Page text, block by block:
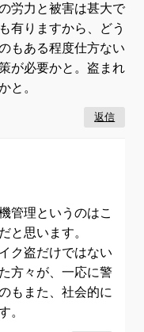
労力と被害は甚大で
有りますから、どう
もある程度仕方ない
が必要かと。盗まれ
と。
返信
管理というのはこ
と思います。
ク盗だけではない
方々が、一応に警
もまた、社会的に
。